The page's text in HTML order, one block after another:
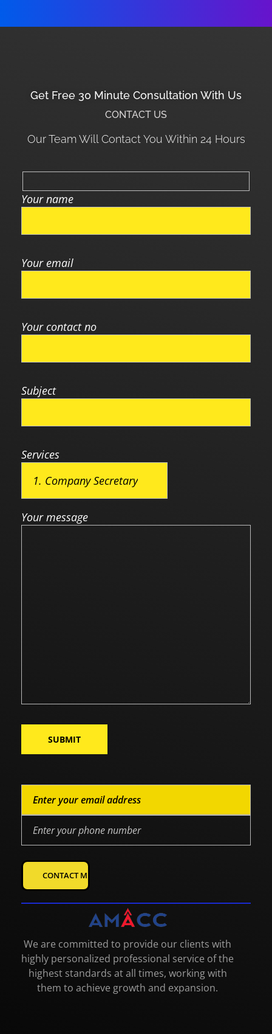
Get Free 30 Minute Consultation With Us
CONTACT US
Our Team Will Contact You Within 24 Hours
Your name
Your email
Your contact no
Subject
Services
Your message
We are committed to provide our clients with
highly personalized professional service of the
highest standards at all times, working with
them to achieve growth and expansion.